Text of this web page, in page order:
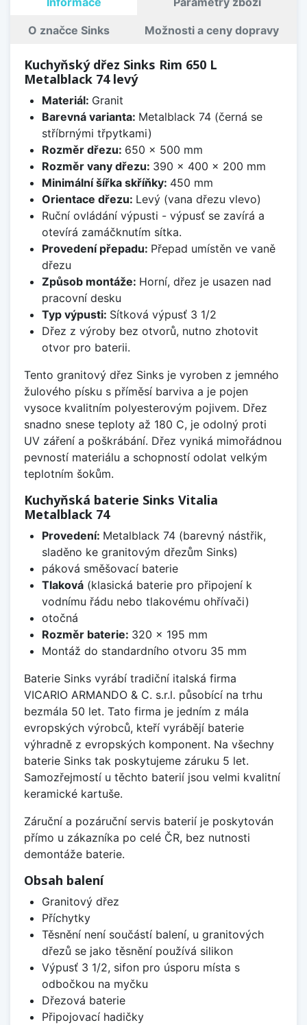
O značce Sinks Možnosti a ceny dopravy
Kuchyňský dřez Sinks Rim 650 L
Metalblack 74 levý
Materiál: Granit
Barevná varianta: Metalblack 74 (černá se
stříbrnými třpytkami)
Rozměr dřezu: 650 x 500 mm
Rozměr vany dřezu: 390 x 400 x 200 mm
Minimální šířka skříňky: 450 mm
Orientace dřezu: Levý (vana dřezu vlevo)
Ruční ovládání výpusti - výpusť se zavírá a
otevírá zamáčknutím sítka.
Provedení přepadu: Přepad umístěn ve vaně
dřezu
Způsob montáže: Horní, dřez je usazen nad
pracovní desku
Typ výpusti: Sítková výpusť 3 1/2
Dřez z výroby bez otvorů, nutno zhotovit
otvor pro baterii.
Tento granitový dřez Sinks je vyroben z jemného
žulového písku s příměsí barviva a je pojen
vysoce kvalitním polyesterovým pojivem. Dřez
snadno snese teploty až 180 C, je odolný proti
UV záření a poškrábání. Dřez vyniká mimořádnou
pevností materiálu a schopností odolat velkým
teplotním šokům.
Kuchyňská baterie Sinks Vitalia
Metalblack 74
Provedení: Metalblack 74 (barevný nástřik,
sladěno ke granitovým dřezům Sinks)
páková směšovací baterie
Tlaková(klasická baterie pro připojení k
vodnímu řádu nebo tlakovému ohřívači)
otočná
Rozměr baterie: 320 x 195 mm
Montáž do standardního otvoru 35 mm
Baterie Sinks vyrábí tradiční italská firma
VICARIO ARMANDO & C. s.r.l. působící na trhu
bezmála 50 let. Tato firma je jedním z mála
evropských výrobců, kteří vyrábějí baterie
výhradně z evropských komponent. Na všechny
baterie Sinks tak poskytujeme záruku 5 let.
Samozřejmostí u těchto baterií jsou velmi kvalitní
keramické kartuše.
Záruční a pozáruční servis baterií je poskytován
přímo u zákazníka po celé ČR, bez nutnosti
demontáže baterie.
Obsah balení
Granitový dřez
Příchytky
Těsnění není součástí balení, u granitových
dřezů se jako těsnění používá silikon
Výpusť 3 1/2, sifon pro úsporu místa s
odbočkou na myčku
Dřezová baterie
Připojovací hadičky